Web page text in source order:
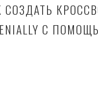
СОЗДАТЬ
С